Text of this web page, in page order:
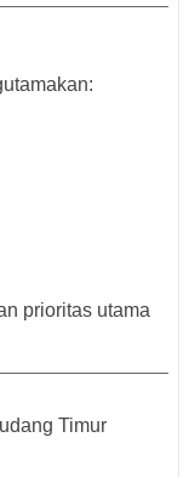
prioritas utama
Timur